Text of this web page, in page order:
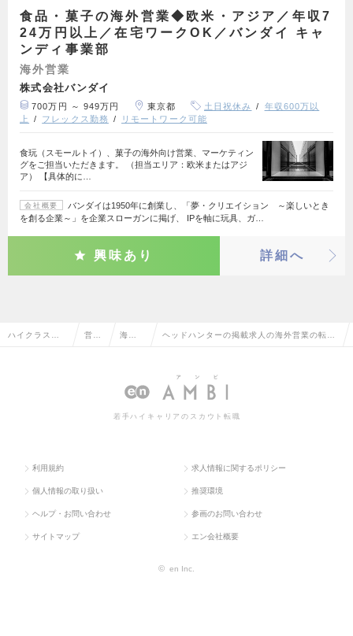
食品・菓子の海外営業◆欧米・アジア／年収7
24万円以上／在宅ワークOK／バンダイ キャ
ンディ事業部
海外営業
株式会社バンダイ
700万円 ～ 949万円 東京都 土日祝休み
年収600万以
上
フレックス勤務 リモートワーク可能
食玩（スモールトイ）、菓子の海外向け営業、マーケティン
グをご担当いただきます。 （担当エリア：欧米またはアジ
ア） 【具体的に…
会社概要
バンダイは1950年に創業し、「夢・クリエイション ～楽しいとき
を創る企業～」を企業スローガンに掲げ、 IPを軸に玩具、ガ…
興味あり 詳細へ
ハイクラス求 営業 海外営 ヘッドハンターの掲載求人の海外営業の転
若手ハイキャリアのスカウト転職
利用規約 求人情報に関するポリシー
個人情報の取り扱い 推奨環境
ヘルプ・お問い合わせ 参画のお問い合わせ
サイトマップ エン会社概要
© en Inc.